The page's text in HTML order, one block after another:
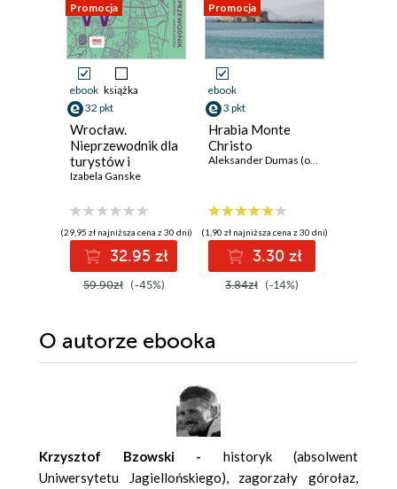
Promocja
ebook książka
32 pkt
Wrocław.
Nieprzewodnik dla
turystów i
mieszkańców
Izabela Ganske
(29,95 zł najniższa cena z 30 dni)
32.95 zł
59.90zł (-45%)
Promocja
ebook
3 pkt
Hrabia Monte
Christo
Aleksander Dumas (ojciec)
(1,90 zł najniższa cena z 30 dni)
3.30 zł
3.84zł (-14%)
O autorze ebooka
Krzysztof Bzowski - historyk (absolwent
Uniwersytetu Jagiellońskiego), zagorzały górołaz,